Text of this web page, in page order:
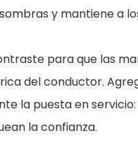
y mantiene a
para que las
del conductor.
la puesta en servicio:
la confianza.